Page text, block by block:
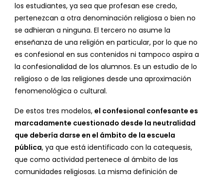
los estudiantes, ya sea que profesan ese credo,
pertenezcan a otra denominación religiosa o bien no
se adhieran a ninguna. El tercero no asume la
enseñanza de una religión en particular, por lo que no
es confesional en sus contenidos ni tampoco aspira a
la confesionalidad de los alumnos. Es un estudio de lo
religioso o de las religiones desde una aproximación
fenomenológica o cultural.
De estos tres modelos, el confesional confesante es
marcadamente cuestionado desde la neutralidad
que debería darse en el ámbito de la escuela
pública, ya que está identificado con la catequesis,
que como actividad pertenece al ámbito de las
comunidades religiosas. La misma definición de